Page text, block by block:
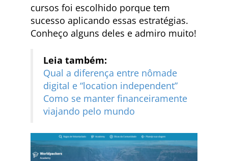
cursos foi escolhido porque tem
sucesso aplicando essas estratégias.
Conheço alguns deles e admiro muito!
Leia também:
Qual a diferença entre nômade
digital e “location independent”
Como se manter financeiramente
viajando pelo mundo